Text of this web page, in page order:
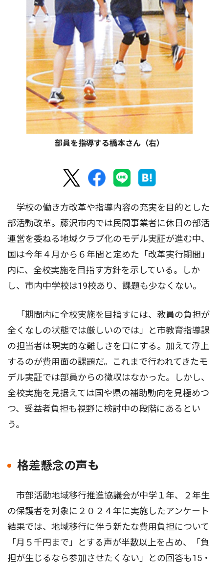
部員を指導する橋本さん（右）
学校の働き方改革や指導内容の充実を目的とした
部活動改革。藤沢市内では民間事業者に休日の部活
運営を委ねる地域クラブ化のモデル実証が進む中、
国は今年４月から６年間と定めた「改革実行期間」
内に、全校実施を目指す方針を示している。しか
し、市内中学校は19校あり、課題も少なくない。
「期間内に全校実施を目指すには、教員の負担が
全くなしの状態では厳しいのでは」と市教育指導課
の担当者は現実的な難しさを口にする。加えて浮上
するのが費用面の課題だ。これまで行われてきたモ
デル実証では部員からの徴収はなかった。しかし、
全校実施を見据えては国や県の補助動向を見極めつ
つ、受益者負担も視野に検討中の段階にあるとい
う。
格差懸念の声も
市部活動地域移行推進協議会が中学１年、２年生
の保護者を対象に２０２４年に実施したアンケート
結果では、地域移行に伴う新たな費用負担について
「月５千円まで」とする声が半数以上を占め、「負
担が生じるなら参加させたくない」との回答も15・